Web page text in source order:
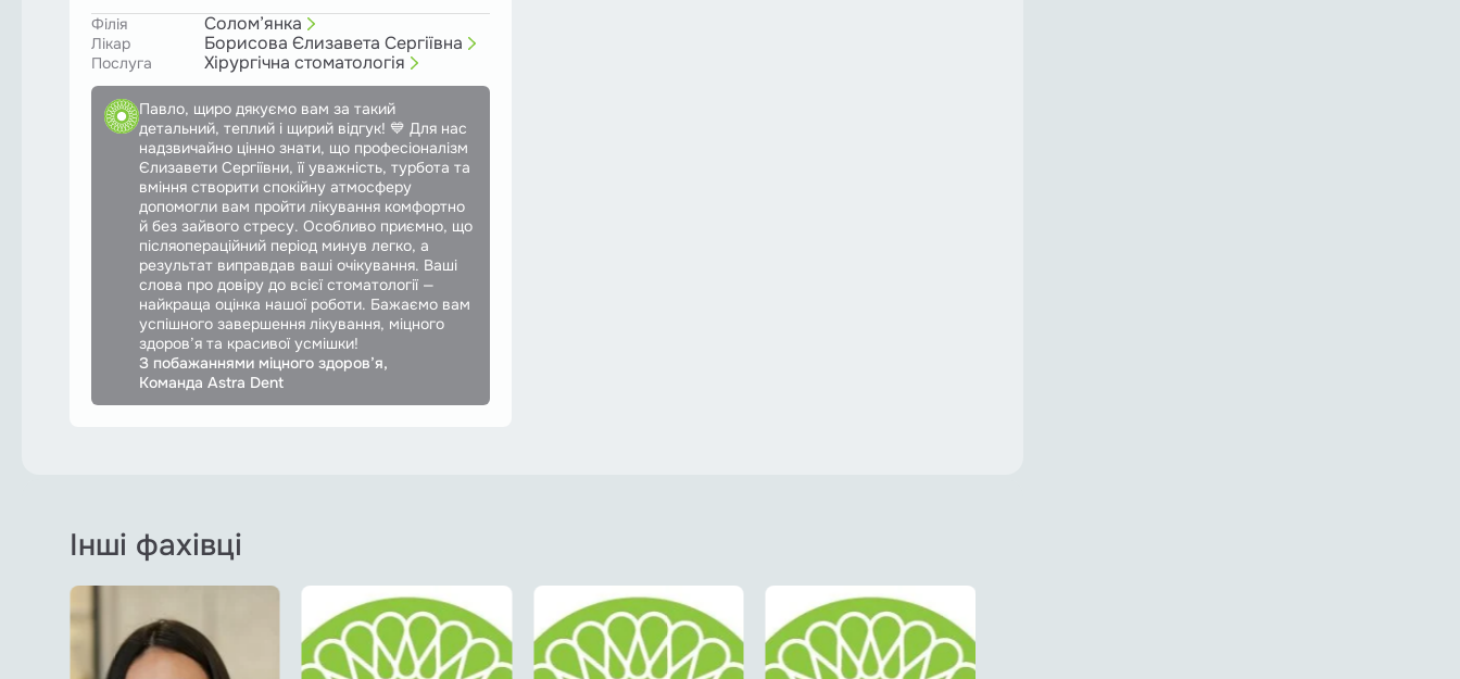
Філія Солом’янка
Лікар Борисова Єлизавета Сергіївна
Послуга Хірургічна стоматологія
Павло, щиро дякуємо вам за такий
детальний, теплий і щирий відгук! 💙 Для нас
надзвичайно цінно знати, що професіоналізм
Єлизавети Сергіївни, її уважність, турбота та
вміння створити спокійну атмосферу
допомогли вам пройти лікування комфортно
й без зайвого стресу. Особливо приємно, що
післяопераційний період минув легко, а
результат виправдав ваші очікування. Ваші
слова про довіру до всієї стоматології —
найкраща оцінка нашої роботи. Бажаємо вам
успішного завершення лікування, міцного
здоров’я та красивої усмішки!
З побажаннями міцного здоров’я,
Команда Astra Dent
Інші фахівці